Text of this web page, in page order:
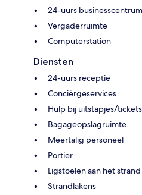
24-uurs businesscentrum
Vergaderruimte
Computerstation
Diensten
24-uurs receptie
Conciërgeservices
Hulp bij uitstapjes/tickets
Bagageopslagruimte
Meertalig personeel
Portier
Ligstoelen aan het strand
Strandlakens